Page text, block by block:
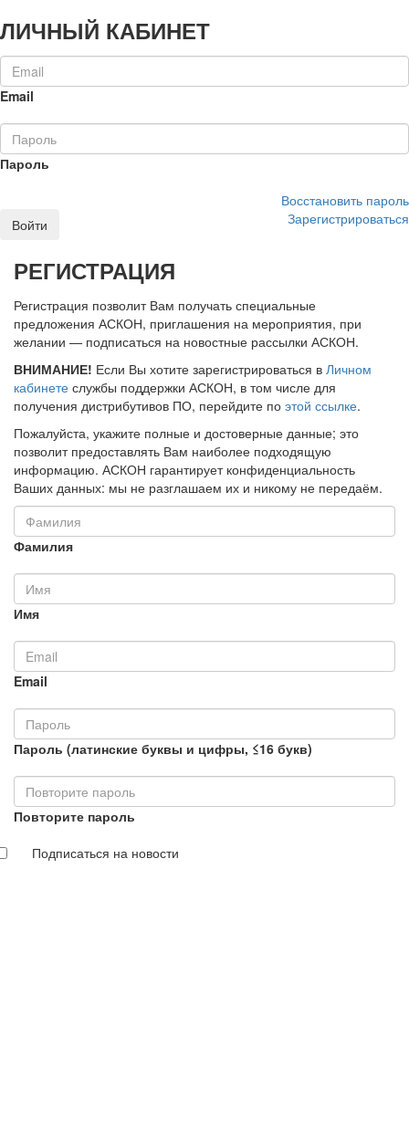
ЛИЧНЫЙ КАБИНЕТ
Email
Пароль
Восстановить пароль
Войти
Зарегистрироваться
РЕГИСТРАЦИЯ
Регистрация позволит Вам получать специальные
предложения АСКОН, приглашения на мероприятия, при
желании — подписаться на новостные рассылки АСКОН.
ВНИМАНИЕ! Если Вы хотите зарегистрироваться в Личном
кабинете службы поддержки АСКОН, в том числе для
получения дистрибутивов ПО, перейдите по этой ссылке.
Пожалуйста, укажите полные и достоверные данные; это
позволит предоставлять Вам наиболее подходящую
информацию. АСКОН гарантирует конфиденциальность
Ваших данных: мы не разглашаем их и никому не передаём.
Фамилия
Имя
Email
Пароль (латинские буквы и цифры, ≤16 букв)
Повторите пароль
Подписаться на новости